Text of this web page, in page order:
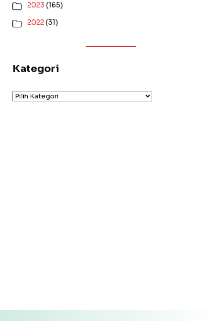
2023 (165)
2022(31)
Kategori
Kategori